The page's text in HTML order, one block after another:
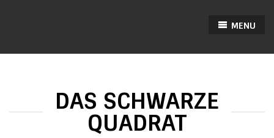
MENU
DAS SCHWARZE
QUADRAT